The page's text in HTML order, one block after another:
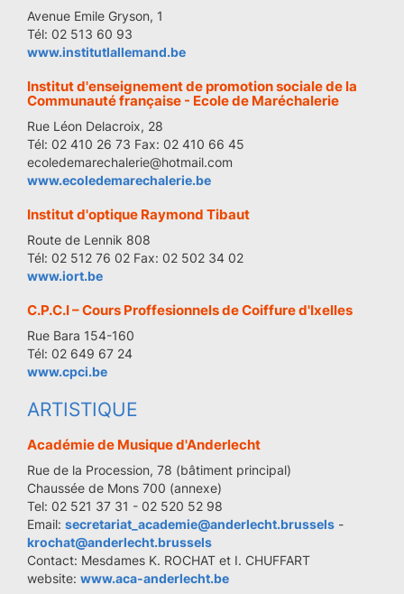
Avenue Emile Gryson, 1
Tél: 02 513 60 93
www.institutlallemand.be
Institut d'enseignement de promotion sociale de la
Communauté française - Ecole de Maréchalerie
Rue Léon Delacroix, 28
Tél: 02 410 26 73 Fax: 02 410 66 45
ecoledemarechalerie@hotmail.com
www.ecoledemarechalerie.be
Institut d'optique Raymond Tibaut
Route de Lennik 808
Tél: 02 512 76 02 Fax: 02 502 34 02
www.iort.be
C.P.C.I – Cours Proffesionnels de Coiffure d'Ixelles
Rue Bara 154-160
Tél: 02 649 67 24
www.cpci.be
ARTISTIQUE
Académie de Musique d'Anderlecht
Rue de la Procession, 78 (bâtiment principal)
Chaussée de Mons 700 (annexe)
Tel: 02 521 37 31 - 02 520 52 98
Email: secretariat_academie@anderlecht.brussels -
krochat@anderlecht.brussels
Contact: Mesdames K. ROCHAT et I. CHUFFART
website: www.aca-anderlecht.be